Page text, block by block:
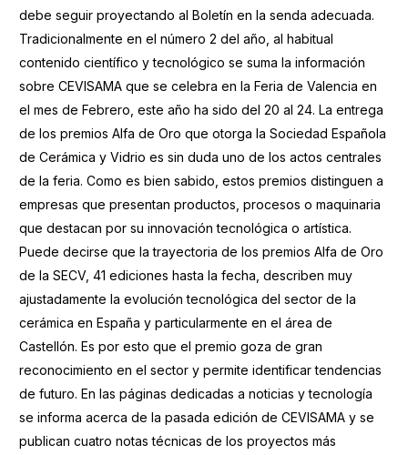
debe seguir proyectando al Boletín en la senda adecuada.
Tradicionalmente en el número 2 del año, al habitual
contenido científico y tecnológico se suma la información
sobre CEVISAMA que se celebra en la Feria de Valencia en
el mes de Febrero, este año ha sido del 20 al 24. La entrega
de los premios Alfa de Oro que otorga la Sociedad Española
de Cerámica y Vidrio es sin duda uno de los actos centrales
de la feria. Como es bien sabido, estos premios distinguen a
empresas que presentan productos, procesos o maquinaria
que destacan por su innovación tecnológica o artística.
Puede decirse que la trayectoria de los premios Alfa de Oro
de la SECV, 41 ediciones hasta la fecha, describen muy
ajustadamente la evolución tecnológica del sector de la
cerámica en España y particularmente en el área de
Castellón. Es por esto que el premio goza de gran
reconocimiento en el sector y permite identificar tendencias
de futuro. En las páginas dedicadas a noticias y tecnología
se informa acerca de la pasada edición de CEVISAMA y se
publican cuatro notas técnicas de los proyectos más